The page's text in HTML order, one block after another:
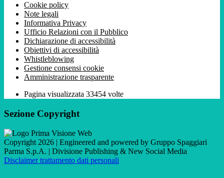
Cookie policy
Note legali
Informativa Privacy
Ufficio Relazioni con il Pubblico
Dichiarazione di accessibilità
Obiettivi di accessibilità
Whistleblowing
Gestione consensi cookie
Amministrazione trasparente
Pagina visualizzata 33454 volte
Sezione Copyright
Copyright 2026 | Engineered and powered by Gruppo Spaggiari
Parma S.p.A. | Divisione Publishing & New Social Media
Disclaimer trattamento dati personali